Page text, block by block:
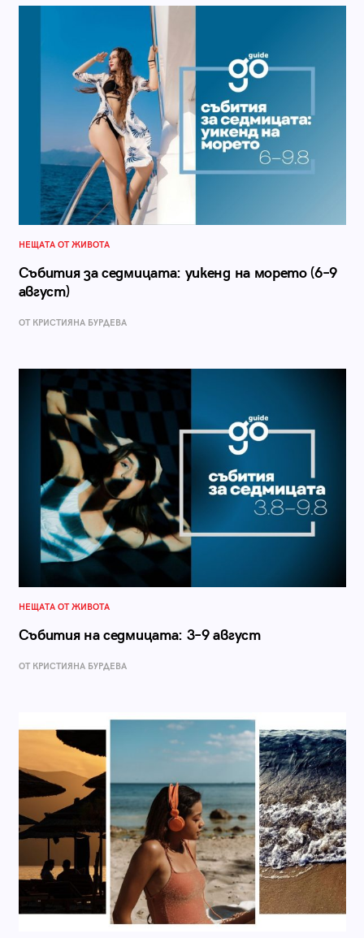
НЕЩАТА ОТ ЖИВОТА
Събития за седмицата: уикенд на морето (6–9
август)
ОТ КРИСТИЯНА БУРДЕВА
НЕЩАТА ОТ ЖИВОТА
Събития на седмицата: 3–9 август
ОТ КРИСТИЯНА БУРДЕВА